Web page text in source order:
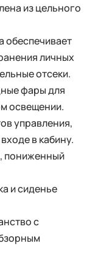
из цельного
обеспечивает
личных
отсеки.
фары для
освещении.
управления,
в кабину.
пониженный
и сиденье
с